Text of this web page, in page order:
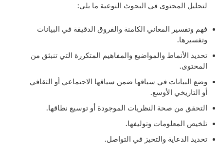
لتحليل المحتوى في البحوث النوعية ما يلي:
فهم وتفسير المعاني الكامنة والفروق الدقيقة في البيانات
وتفسيرها.
تحديد الأنماط والمواضيع والمفاهيم المتكررة التي تنبثق من
المحتوى.
وضع البيانات في سياقها ضمن سياقها الاجتماعي أو الثقافي
أو التاريخي الأوسع.
التحقق من صحة النظريات الموجودة أو توسيع نطاقها.
تلخيص المعلومات وتوليفها.
تحديد الدعاية والتحيز في التواصل.